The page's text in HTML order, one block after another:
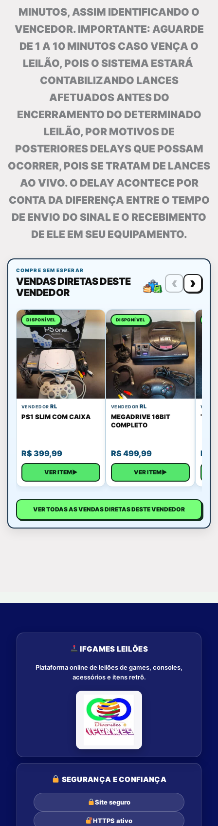
MINUTOS, ASSIM IDENTIFICANDO O
VENCEDOR. IMPORTANTE: AGUARDE
DE 1 A 10 MINUTOS CASO VENÇA O
LEILÃO, POIS O SISTEMA ESTARÁ
CONTABILIZANDO LANCES
AFETUADOS ANTES DO
ENCERRAMENTO DO DETERMINADO
LEILÃO, POR MOTIVOS DE
POSTERIORES DELAYS QUE POSSAM
OCORRER, POIS SE TRATAM DE LANCES
AO VIVO. O DELAY ACONTECE POR
CONTA DA DIFERENÇA ENTRE O TEMPO
DE ENVIO DO SINAL E O RECEBIMENTO
DE ELE EM SEU EQUIPAMENTO.
COMPRE SEM ESPERAR
VENDAS DIRETAS DESTE
VENDEDOR
‹ ›
DISPONÍVEL
VENDEDOR RL
PS1 SLIM COM CAIXA
R$399,99
VER ITEM▶
DISPONÍVEL
VENDEDOR RL
MEGADRIVE 16BIT
COMPLETO
R$499,99
VER ITEM▶
TOY
R$
VER TODAS AS VENDAS DIRETAS DESTE VENDEDOR
IFGAMES LEILÕES
Plataforma online de leilões de games, consoles,
acessórios e itens retrô.
SEGURANÇA E CONFIANÇA
Site seguro
HTTPS ativo